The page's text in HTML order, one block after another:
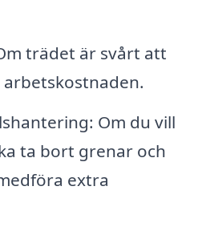
trädet är svårt att
Om du vill
ta bort grenar och
extra